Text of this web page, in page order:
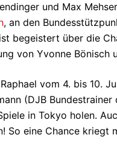
und Max
, an den
begeistert über die
von Yvonne Bönisch
vom 4. bis 10.
(DJB
in Tokyo holen.
So eine Chance kriegt